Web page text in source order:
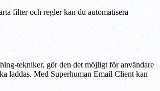
filter och regler kan du automatisera
tekniker, gör den det möjligt för användare
laddas. Med Superhuman Email Client kan